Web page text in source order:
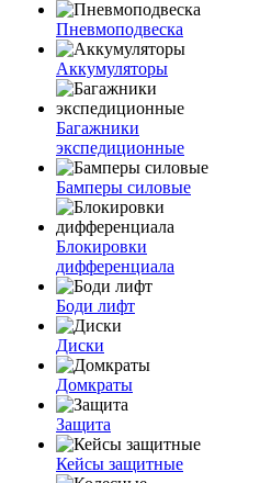
Пневмоподвеска
Аккумуляторы
Багажники
экспедиционные
Бамперы силовые
Блокировки
дифференциала
Боди лифт
Диски
Домкраты
Защита
Кейсы защитные